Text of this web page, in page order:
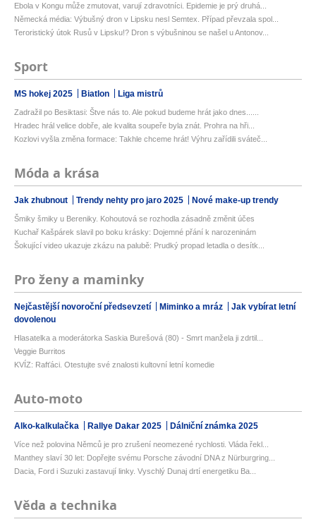
Ebola v Kongu může zmutovat, varují zdravotníci. Epidemie je prý druhá...
Německá média: Výbušný dron v Lipsku nesl Semtex. Případ převzala spol...
Teroristický útok Rusů v Lipsku!? Dron s výbušninou se našel u Antonov...
Sport
MS hokej 2025 Biatlon Liga mistrů
Zadražil po Besiktasi: Štve nás to. Ale pokud budeme hrát jako dnes......
Hradec hrál velice dobře, ale kvalita soupeře byla znát. Prohra na hři...
Kozlovi vyšla změna formace: Takhle chceme hrát! Výhru zařídili sváteč...
Móda a krása
Jak zhubnout Trendy nehty pro jaro 2025 Nové make-up trendy
Šmiky šmiky u Bereniky. Kohoutová se rozhodla zásadně změnit účes
Kuchař Kašpárek slavil po boku krásky: Dojemné přání k narozeninám
Šokující video ukazuje zkázu na palubě: Prudký propad letadla o desítk...
Pro ženy a maminky
Nejčastější novoroční předsevzetí Miminko a mráz
Jak vybírat letní
dovolenou
Hlasatelka a moderátorka Saskia Burešová (80) - Smrt manžela ji zdrtil...
Veggie Burritos
KVÍZ: Rafťáci. Otestujte své znalosti kultovní letní komedie
Auto-moto
Alko-kalkulačka Rallye Dakar 2025 Dálniční známka 2025
Více než polovina Němců je pro zrušení neomezené rychlosti. Vláda řekl...
Manthey slaví 30 let: Dopřejte svému Porsche závodní DNA z Nürburgring...
Dacia, Ford i Suzuki zastavují linky. Vyschlý Dunaj drtí energetiku Ba...
Věda a technika